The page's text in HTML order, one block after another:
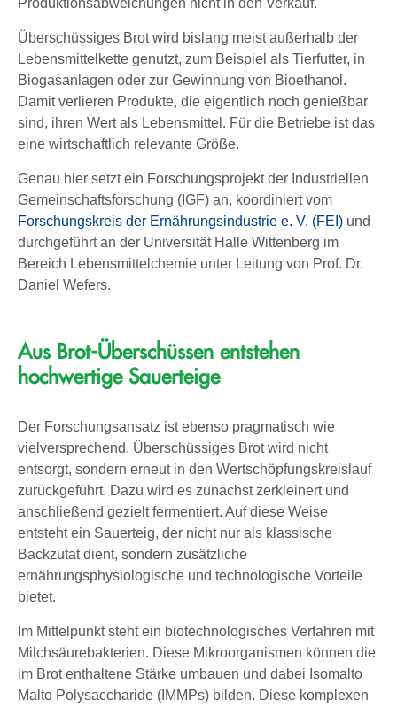
Produktionsabweichungen nicht in den Verkauf.
Überschüssiges Brot wird bislang meist außerhalb der
Lebensmittelkette genutzt, zum Beispiel als Tierfutter, in
Biogasanlagen oder zur Gewinnung von Bioethanol.
Damit verlieren Produkte, die eigentlich noch genießbar
sind, ihren Wert als Lebensmittel. Für die Betriebe ist das
eine wirtschaftlich relevante Größe.
Genau hier setzt ein Forschungsprojekt der Industriellen
Gemeinschaftsforschung (IGF) an, koordiniert vom
Forschungskreis der Ernährungsindustrie e. V. (FEI) und
durchgeführt an der Universität Halle Wittenberg im
Bereich Lebensmittelchemie unter Leitung von Prof. Dr.
Daniel Wefers.
Aus Brot-Überschüssen entstehen
hochwertige Sauerteige
Der Forschungsansatz ist ebenso pragmatisch wie
vielversprechend. Überschüssiges Brot wird nicht
entsorgt, sondern erneut in den Wertschöpfungskreislauf
zurückgeführt. Dazu wird es zunächst zerkleinert und
anschließend gezielt fermentiert. Auf diese Weise
entsteht ein Sauerteig, der nicht nur als klassische
Backzutat dient, sondern zusätzliche
ernährungsphysiologische und technologische Vorteile
bietet.
Im Mittelpunkt steht ein biotechnologisches Verfahren mit
Milchsäurebakterien. Diese Mikroorganismen können die
im Brot enthaltene Stärke umbauen und dabei Isomalto
Malto Polysaccharide (IMMPs) bilden. Diese komplexen